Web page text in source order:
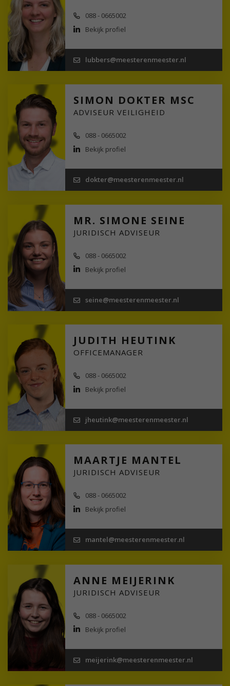
088 - 0665002
Bekijk profiel
lubbers@meesterenmeester.nl
SIMON DOKTER MSC
ADVISEUR VEILIGHEID
088 - 0665002
Bekijk profiel
dokter@meesterenmeester.nl
MR. SIMONE SEINE
JURIDISCH ADVISEUR
088 - 0665002
Bekijk profiel
seine@meesterenmeester.nl
JUDITH HEUTINK
OFFICEMANAGER
088 - 0665002
Bekijk profiel
jheutink@meesterenmeester.nl
MAARTJE MANTEL
JURIDISCH ADVISEUR
088 - 0665002
Bekijk profiel
mantel@meesterenmeester.nl
ANNE MEIJERINK
JURIDISCH ADVISEUR
088 - 0665002
Bekijk profiel
meijerink@meesterenmeester.nl